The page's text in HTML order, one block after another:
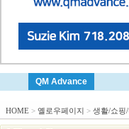
QM Advance
HOME > 옐로우페이지 > 생활/쇼핑